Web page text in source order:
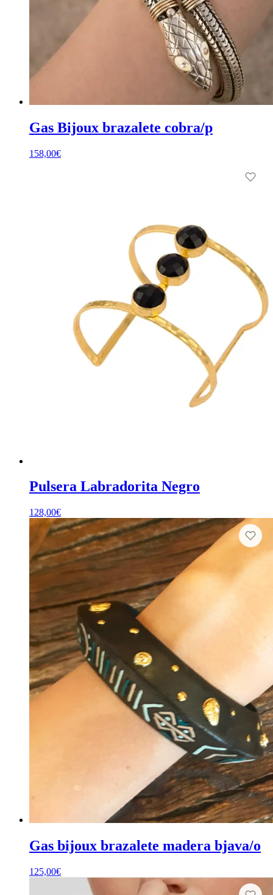
Gas Bijoux brazalete cobra/p
158,00€
Pulsera Labradorita Negro
128,00€
Gas bijoux brazalete madera bjava/o
125,00€